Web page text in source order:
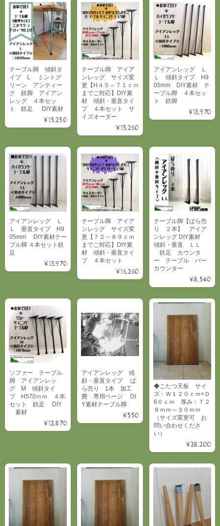
テーブル脚 傾斜タ
イプ L ミントグ
リーン アンティー
ク 鉄脚 アイアン
レッグ ４本セッ
ト 鉄足 DIY素材
¥15,250
テーブル脚 アイア
ンレッグ サイズ変
更【H４５～７１ｃｍ
までご対応】DIY素
材 傾斜・垂直タイ
プ ４本セット サ
イズオーダー
¥15,260
アイアンレッグ Ｌ
Ｌ 傾斜タイプ H9
05mm DIY素材 テ
ーブル脚 ４本セッ
ト 鉄脚
¥13,970
アイアンレッグ Ｌ
Ｌ 垂直タイプ H9
05mm DIY素材テー
ブル脚 ４本セット鉄
足
¥13,970
テーブル脚 アイア
ンレッグ サイズ変
更【７２～８９ｃｍ
までご対応】DIY素
材 傾斜・垂直タイ
プ ４本セット
¥16,260
テーブル脚【ばら売
り ２本】 アイア
ンレッグ DIY素材
傾斜・垂直 ＬＬ
鉄足 カウンタ
ー テーブル バー
カウンター
¥8,540
ソファー テーブル
脚 アイアンレッ
グ M 傾斜タイ
プ H570ｍｍ ４本
セット 鉄足 DIY
素材
¥12,870
アイアンレッグ 傾
斜・垂直タイプ ば
ら売り 1本 加工
費 専用ページ DI
Y素材テーブル脚
¥550
◆こたつ天板 サイ
ズ：Ｗ１２０ｃｍ×Ｄ
6０ｃｍ 厚み：Ｔ２
８ｍｍ～３０ｍｍ
（サイズ変更可 お
問い合わせくださ
い）
¥28,200